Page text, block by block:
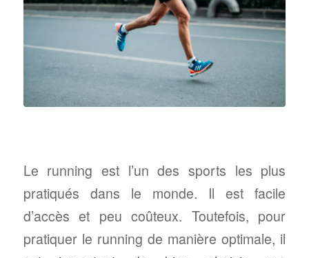
Le running est l’un des sports les plus
pratiqués dans le monde. Il est facile
d’accès et peu coûteux. Toutefois, pour
pratiquer le running de manière optimale, il